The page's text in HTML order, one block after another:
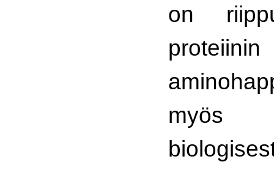
on
proteiinin
myös